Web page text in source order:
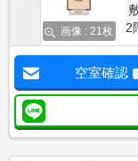
画像 : 21枚
2
空室確認